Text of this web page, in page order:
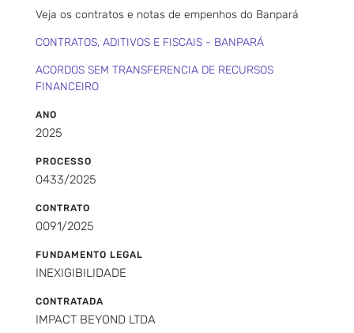
Veja os contratos e notas de empenhos do Banpará
CONTRATOS, ADITIVOS E FISCAIS - BANPARÁ
ACORDOS SEM TRANSFERENCIA DE RECURSOS
FINANCEIRO
ANO
2025
PROCESSO
0433/2025
CONTRATO
0091/2025
FUNDAMENTO LEGAL
INEXIGIBILIDADE
CONTRATADA
IMPACT BEYOND LTDA